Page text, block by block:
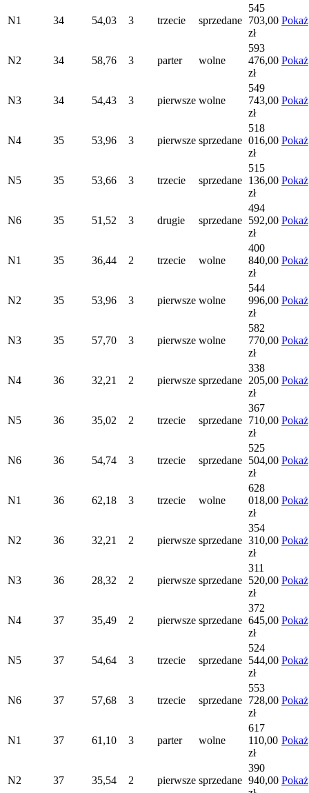
N1 34 54,03 3 trzecie sprzedane
545
703,00
zł
Pokaż
N2 34 58,76 3 parter wolne
593
476,00
zł
Pokaż
N3 34 54,43 3 pierwsze wolne
549
743,00
zł
Pokaż
N4 35 53,96 3 pierwsze sprzedane
518
016,00
zł
Pokaż
N5 35 53,66 3 trzecie sprzedane
515
136,00
zł
Pokaż
N6 35 51,52 3 drugie sprzedane
494
592,00
zł
Pokaż
N1 35 36,44 2 trzecie wolne
400
840,00
zł
Pokaż
N2 35 53,96 3 pierwsze wolne
544
996,00
zł
Pokaż
N3 35 57,70 3 pierwsze wolne
582
770,00
zł
Pokaż
N4 36 32,21 2 pierwsze sprzedane
338
205,00
zł
Pokaż
N5 36 35,02 2 trzecie sprzedane
367
710,00
zł
Pokaż
N6 36 54,74 3 trzecie sprzedane
525
504,00
zł
Pokaż
N1 36 62,18 3 trzecie wolne
628
018,00
zł
Pokaż
N2 36 32,21 2 pierwsze sprzedane
354
310,00
zł
Pokaż
N3 36 28,32 2 pierwsze sprzedane
311
520,00
zł
Pokaż
N4 37 35,49 2 pierwsze sprzedane
372
645,00
zł
Pokaż
N5 37 54,64 3 trzecie sprzedane
524
544,00
zł
Pokaż
N6 37 57,68 3 trzecie sprzedane
553
728,00
zł
Pokaż
N1 37 61,10 3 parter wolne
617
110,00
zł
Pokaż
N2 37 35,54 2 pierwsze sprzedane
390
940,00 Pokaż